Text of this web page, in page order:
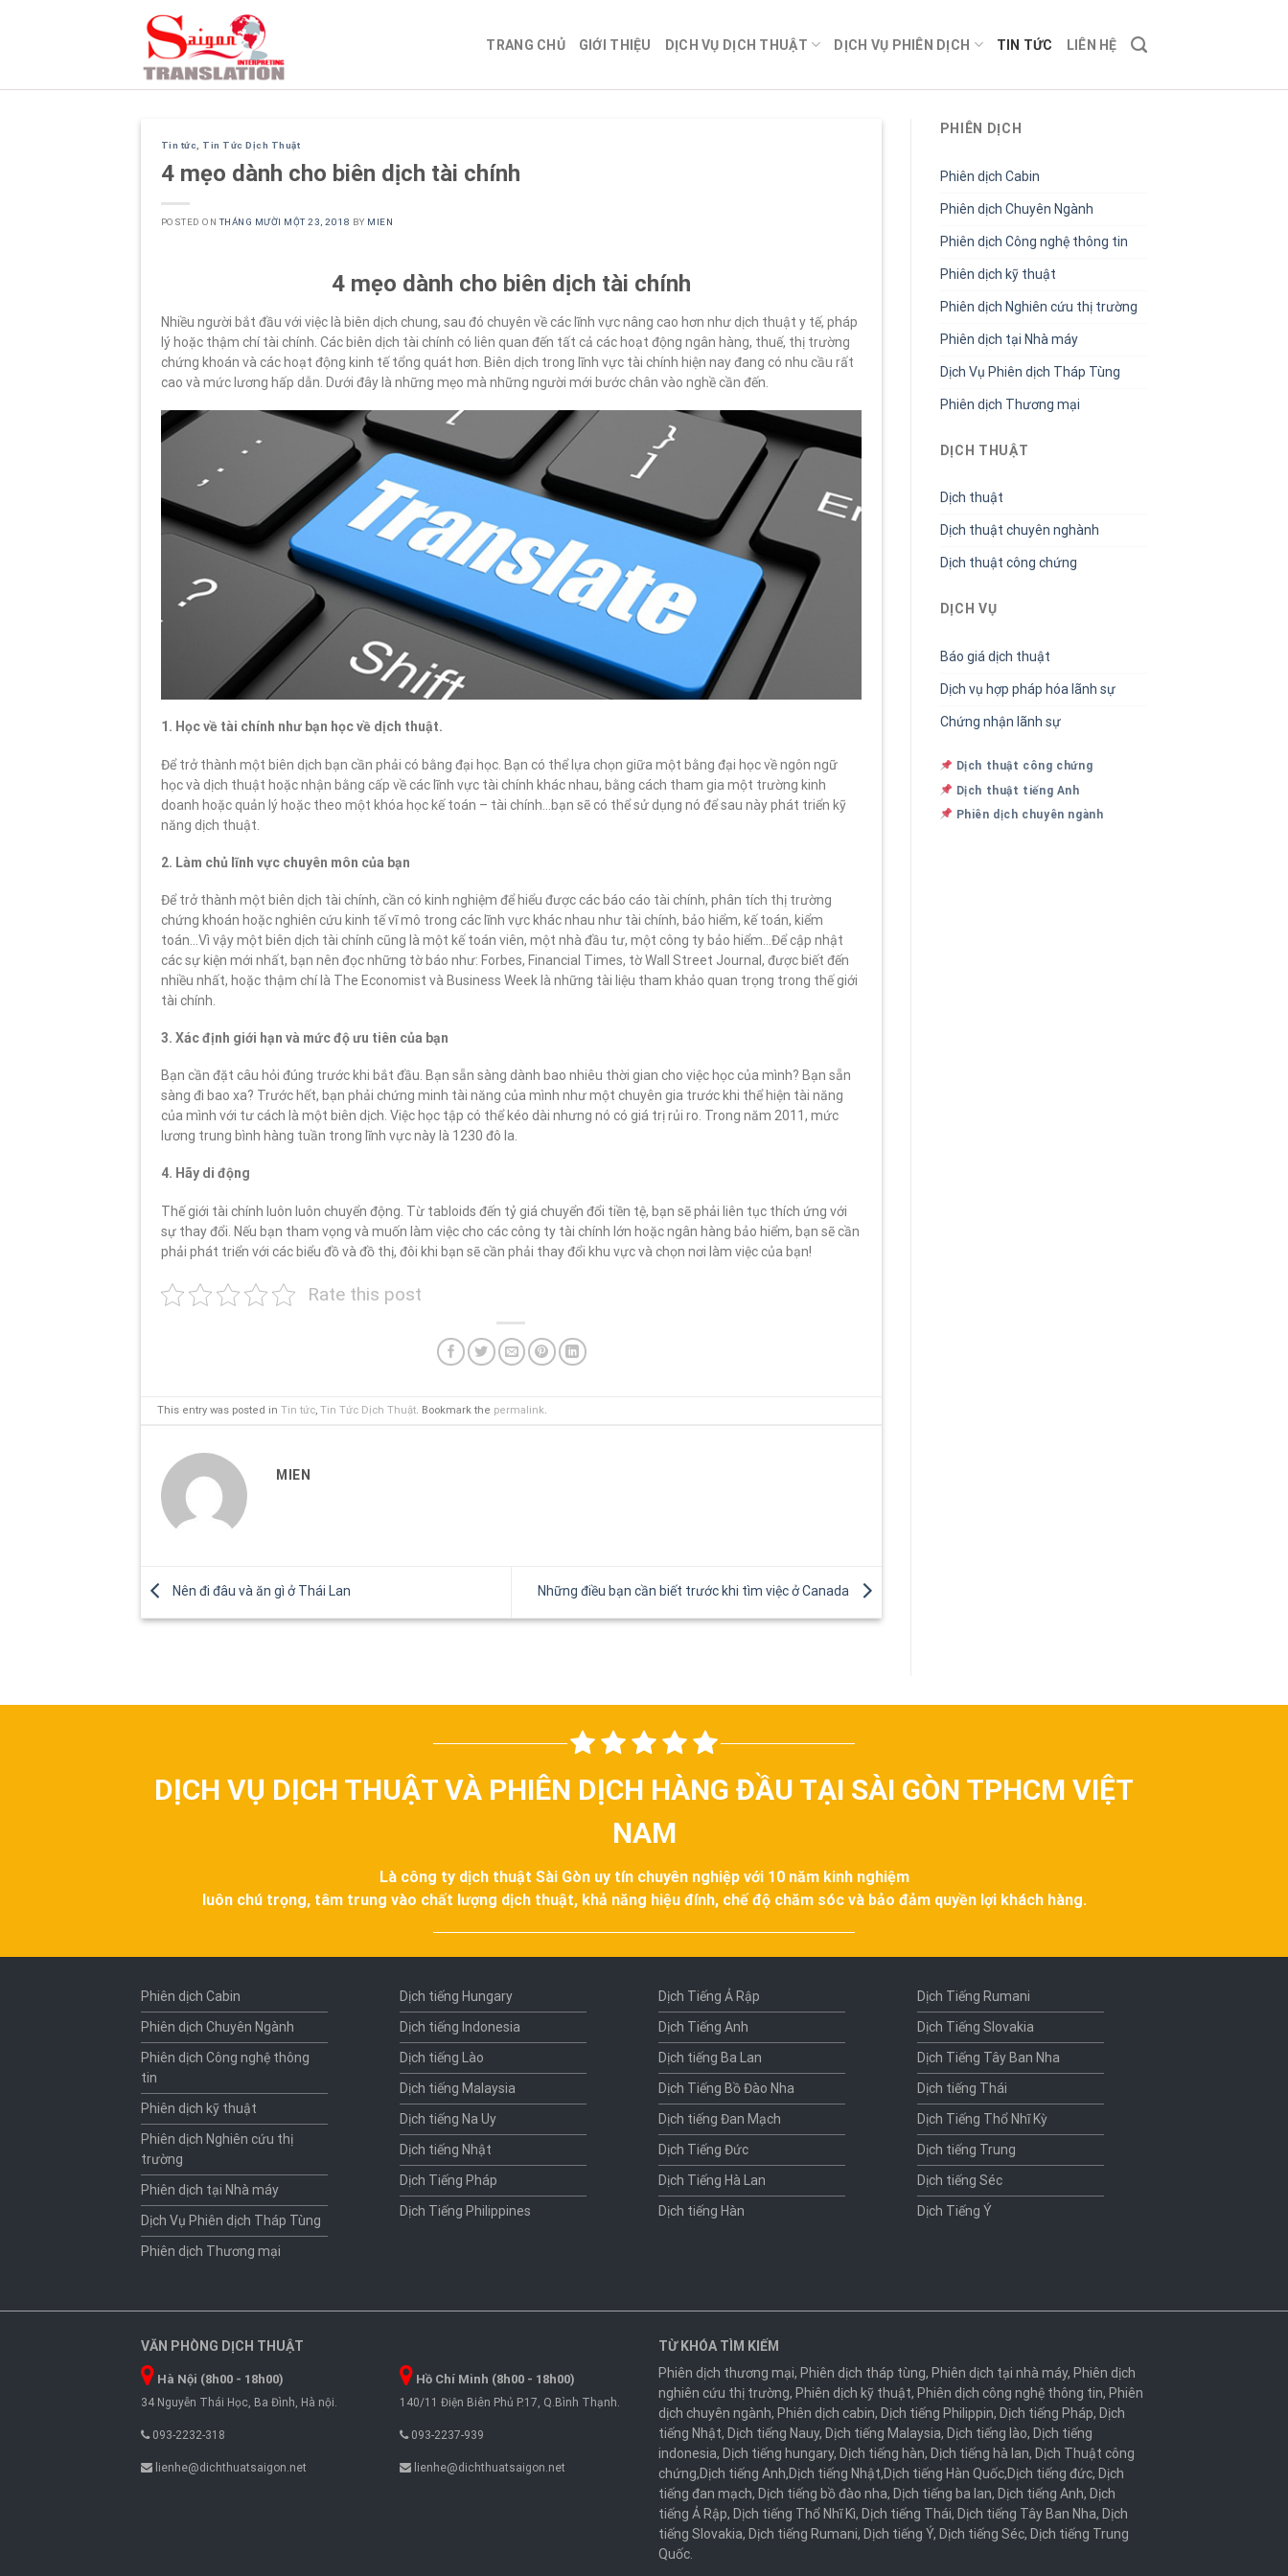
TRANG CHỦ GIỚI THIỆU DỊCH VỤ DỊCH THUẬT DỊCH VỤ PHIÊN DỊCH TIN TỨC LIÊN HỆ
Tin tức Tin Tức Dịch Thuật
4 mẹo dành cho biên dịch tài chính
POSTED ONTHÁNG MƯỜI MỘT 23, 2018 BY MIEN
4 mẹo dành cho biên dịch tài chính
Nhiều người bắt đầu với việc là biên dịch chung, sau đó chuyên về các lĩnh vực nâng cao hơn như dịch thuật y tế, pháp
lý hoặc thậm chí tài chính. Các biên dịch tài chính có liên quan đến tất cả các hoạt động ngân hàng, thuế, thị trường
chứng khoán và các hoạt động kinh tế tổng quát hơn. Biên dịch trong lĩnh vực tài chính hiện nay đang có nhu cầu rất
cao và mức lương hấp dẫn. Dưới đây là những mẹo mà những người mới bước chân vào nghề cần đến.
1. Học về tài chính như bạn học về dịch thuật.
Để trở thành một biên dịch bạn cần phải có bằng đại học. Bạn có thể lựa chọn giữa một bằng đại học về ngôn ngữ
học và dịch thuật hoặc nhận bằng cấp về các lĩnh vực tài chính khác nhau, bằng cách tham gia một trường kinh
doanh hoặc quản lý hoặc theo một khóa học kế toán – tài chính…bạn sẽ có thể sử dụng nó để sau này phát triển kỹ
năng dịch thuật.
2. Làm chủ lĩnh vực chuyên môn của bạn
Để trở thành một biên dịch tài chính, cần có kinh nghiệm để hiểu được các báo cáo tài chính, phân tích thị trường
chứng khoán hoặc nghiên cứu kinh tế vĩ mô trong các lĩnh vực khác nhau như tài chính, bảo hiểm, kế toán, kiểm
toán…Vì vậy một biên dịch tài chính cũng là một kế toán viên, một nhà đầu tư, một công ty bảo hiểm…Để cập nhật
các sự kiện mới nhất, bạn nên đọc những tờ báo như: Forbes, Financial Times, tờ Wall Street Journal, được biết đến
nhiều nhất, hoặc thậm chí là The Economist và Business Week là những tài liệu tham khảo quan trọng trong thế giới
tài chính.
3. Xác định giới hạn và mức độ ưu tiên của bạn
Bạn cần đặt câu hỏi đúng trước khi bắt đầu. Bạn sẵn sàng dành bao nhiêu thời gian cho việc học của mình? Bạn sẵn
sàng đi bao xa? Trước hết, bạn phải chứng minh tài năng của mình như một chuyên gia trước khi thể hiện tài năng
của mình với tư cách là một biên dịch. Việc học tập có thể kéo dài nhưng nó có giá trị rủi ro. Trong năm 2011, mức
lương trung bình hàng tuần trong lĩnh vực này là 1230 đô la.
4. Hãy di động
Thế giới tài chính luôn luôn chuyển động. Từ tabloids đến tỷ giá chuyển đổi tiền tệ, bạn sẽ phải liên tục thích ứng với
sự thay đổi. Nếu bạn tham vọng và muốn làm việc cho các công ty tài chính lớn hoặc ngân hàng bảo hiểm, bạn sẽ cần
phải phát triển với các biểu đồ và đồ thị, đôi khi bạn sẽ cần phải thay đổi khu vực và chọn nơi làm việc của bạn!
Rate this post
This entry was posted in Tin tức, Tin Tức Dịch Thuật. Bookmark the permalink.
MIEN
Nên đi đâu và ăn gì ở Thái Lan Những điều bạn cần biết trước khi tìm việc ở Canada
PHIÊN DỊCH
Phiên dịch Cabin
Phiên dịch Chuyên Ngành
Phiên dịch Công nghệ thông tin
Phiên dịch kỹ thuật
Phiên dịch Nghiên cứu thị trường
Phiên dịch tại Nhà máy
Dịch Vụ Phiên dịch Tháp Tùng
Phiên dịch Thương mại
DỊCH THUẬT
Dịch thuật
Dịch thuật chuyên nghành
Dịch thuật công chứng
DỊCH VỤ
Báo giá dịch thuật
Dịch vụ hợp pháp hóa lãnh sự
Chứng nhận lãnh sự
Dịch thuật công chứng
Dịch thuật tiếng Anh
Phiên dịch chuyên ngành
DỊCH VỤ DỊCH THUẬT VÀ PHIÊN DỊCH HÀNG ĐẦU TẠI SÀI GÒN TPHCM VIỆT
NAM
Là công ty dịch thuật Sài Gòn uy tín chuyên nghiệp với 10 năm kinh nghiệm
luôn chú trọng, tâm trung vào chất lượng dịch thuật, khả năng hiệu đính, chế độ chăm sóc và bảo đảm quyền lợi khách hàng.
Phiên dịch Cabin
Phiên dịch Chuyên Ngành
Phiên dịch Công nghệ thông
tin
Phiên dịch kỹ thuật
Phiên dịch Nghiên cứu thị
trường
Phiên dịch tại Nhà máy
Dịch Vụ Phiên dịch Tháp Tùng
Phiên dịch Thương mại
Dịch tiếng Hungary
Dịch tiếng Indonesia
Dịch tiếng Lào
Dịch tiếng Malaysia
Dịch tiếng Na Uy
Dịch tiếng Nhật
Dịch Tiếng Pháp
Dịch Tiếng Philippines
Dịch Tiếng Ả Rập
Dịch Tiếng Anh
Dịch tiếng Ba Lan
Dịch Tiếng Bồ Đào Nha
Dịch tiếng Đan Mạch
Dịch Tiếng Đức
Dịch Tiếng Hà Lan
Dịch tiếng Hàn
Dịch Tiếng Rumani
Dịch Tiếng Slovakia
Dịch Tiếng Tây Ban Nha
Dịch tiếng Thái
Dịch Tiếng Thổ Nhĩ Kỳ
Dịch tiếng Trung
Dịch tiếng Séc
Dịch Tiếng Ý
VĂN PHÒNG DỊCH THUẬT
Hà Nội (8h00 - 18h00)
34 Nguyễn Thái Học, Ba Đình, Hà nội.
093-2232-318
lienhe@dichthuatsaigon.net
Hồ Chí Minh (8h00 - 18h00)
140/11 Điện Biên Phủ P.17, Q.Bình Thạnh.
093-2237-939
lienhe@dichthuatsaigon.net
TỪ KHÓA TÌM KIẾM
Phiên dịch thương mại, Phiên dịch tháp tùng, Phiên dịch tại nhà máy, Phiên dịch
nghiên cứu thị trường, Phiên dịch kỹ thuật, Phiên dịch công nghệ thông tin, Phiên
dịch chuyên ngành, Phiên dịch cabin, Dịch tiếng Philippin, Dịch tiếng Pháp, Dịch
tiếng Nhật, Dịch tiếng Nauy, Dịch tiếng Malaysia, Dịch tiếng lào, Dịch tiếng
indonesia, Dịch tiếng hungary, Dịch tiếng hàn, Dịch tiếng hà lan, Dịch Thuật công
chứng,Dịch tiếng Anh,Dịch tiếng Nhật,Dịch tiếng Hàn Quốc,Dịch tiếng đức, Dịch
tiếng đan mạch, Dịch tiếng bồ đào nha, Dịch tiếng ba lan, Dịch tiếng Anh, Dịch
tiếng Ả Rập, Dịch tiếng Thổ Nhĩ Kì, Dịch tiếng Thái, Dịch tiếng Tây Ban Nha, Dịch
tiếng Slovakia, Dịch tiếng Rumani, Dịch tiếng Ý, Dịch tiếng Séc, Dịch tiếng Trung
Quốc